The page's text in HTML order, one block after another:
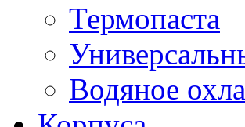
Термопаста
Водяное